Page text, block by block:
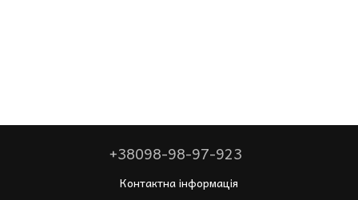
+38098-98-97-923
Контактна інформація